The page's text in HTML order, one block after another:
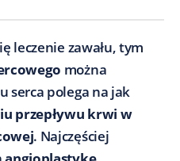
leczenie zawału, tym
można
serca polega na jak
przepływu krwi w
. Najczęściej